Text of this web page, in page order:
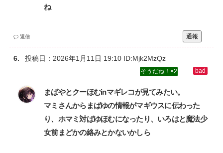
ね
通報
返信
投稿日： 2026年1月11日 19:10 ID:Mjk2MzQz
2
まばやとクーほむinマギレコが見てみたい。‌
マミさんからまばゆの情報がマギウスに伝わった
り、ホマミ対ばゆほむになったり、いろはと魔法少
女前まどかの絡みとかないかしら